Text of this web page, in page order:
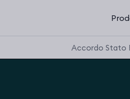
Accordo Stato